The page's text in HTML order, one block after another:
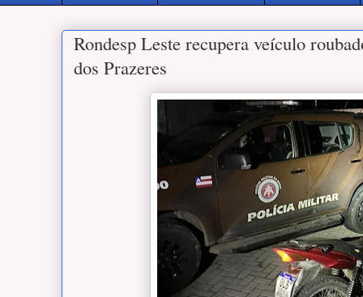
Rondesp Leste recupera veículo
dos Prazeres